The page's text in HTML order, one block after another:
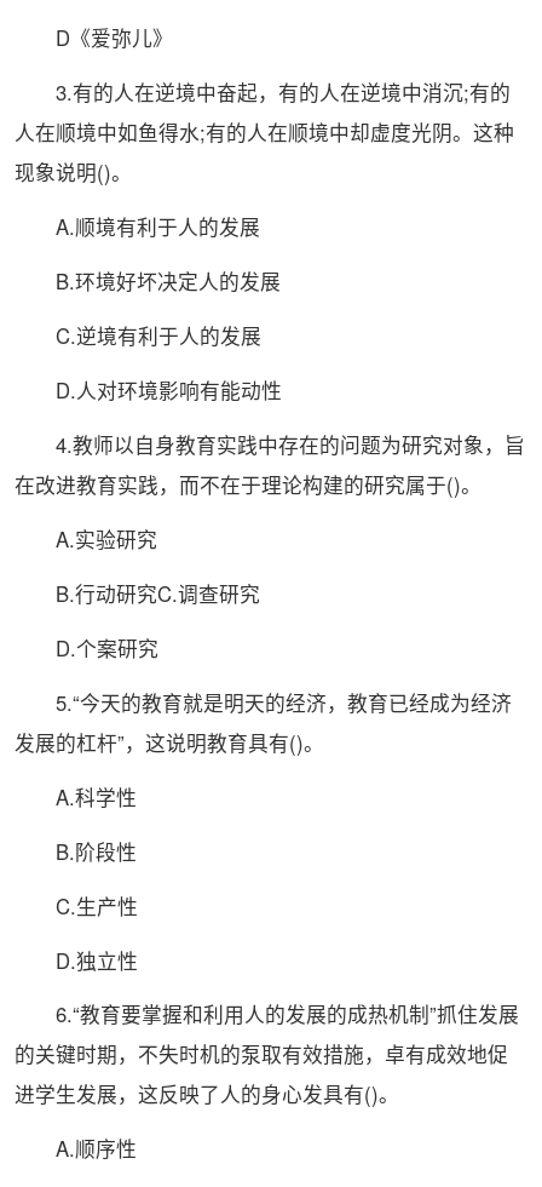
D《爱弥儿》
3.有的人在逆境中奋起，有的人在逆境中消沉;有的
人在顺境中如鱼得水;有的人在顺境中却虚度光阴。这种
现象说明()。
A.顺境有利于人的发展
B.环境好坏决定人的发展
C.逆境有利于人的发展
D.人对环境影响有能动性
4.教师以自身教育实践中存在的问题为研究对象，旨
在改进教育实践，而不在于理论构建的研究属于()。
A.实验研究
B.行动研究C.调查研究
D.个案研究
5.“今天的教育就是明天的经济，教育已经成为经济
发展的杠杆”，这说明教育具有()。
A.科学性
B.阶段性
C.生产性
D.独立性
6.“教育要掌握和利用人的发展的成热机制”抓住发展
的关键时期，不失时机的泵取有效措施，卓有成效地促
进学生发展，这反映了人的身心发具有()。
A.顺序性